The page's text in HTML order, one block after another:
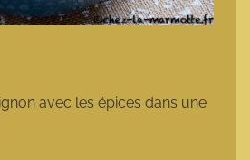
avec les épices dans une